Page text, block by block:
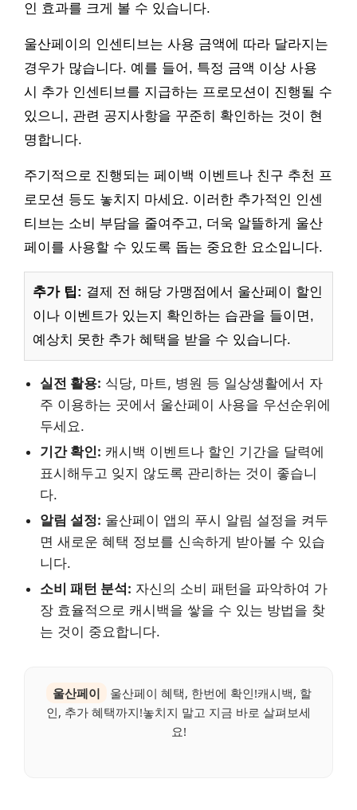
인 효과를 크게 볼 수 있습니다.
울산페이의 인센티브는 사용 금액에 따라 달라지는
경우가 많습니다. 예를 들어, 특정 금액 이상 사용
시 추가 인센티브를 지급하는 프로모션이 진행될 수
있으니, 관련 공지사항을 꾸준히 확인하는 것이 현
명합니다.
주기적으로 진행되는 페이백 이벤트나 친구 추천 프
로모션 등도 놓치지 마세요. 이러한 추가적인 인센
티브는 소비 부담을 줄여주고, 더욱 알뜰하게 울산
페이를 사용할 수 있도록 돕는 중요한 요소입니다.
추가 팁: 결제 전 해당 가맹점에서 울산페이 할인
이나 이벤트가 있는지 확인하는 습관을 들이면,
예상치 못한 추가 혜택을 받을 수 있습니다.
실전 활용: 식당, 마트, 병원 등 일상생활에서 자
주 이용하는 곳에서 울산페이 사용을 우선순위에
두세요.
기간 확인: 캐시백 이벤트나 할인 기간을 달력에
표시해두고 잊지 않도록 관리하는 것이 좋습니
다.
알림 설정: 울산페이 앱의 푸시 알림 설정을 켜두
면 새로운 혜택 정보를 신속하게 받아볼 수 있습
니다.
소비 패턴 분석: 자신의 소비 패턴을 파악하여 가
장 효율적으로 캐시백을 쌓을 수 있는 방법을 찾
는 것이 중요합니다.
울산페이
울산페이 혜택, 한번에 확인!캐시백, 할
인, 추가 혜택까지!놓치지 말고 지금 바로 살펴보세
요!